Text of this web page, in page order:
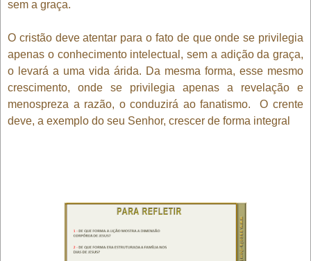
sem a graça.
O cristão deve atentar para o fato de que onde se privilegia
apenas o conhecimento intelectual, sem a adição da graça,
o levará a uma vida árida. Da mesma forma, esse mesmo
crescimento, onde se privilegia apenas a revelação e
menospreza a razão, o conduzirá ao fanatismo. O crente
deve, a exemplo do seu Senhor, crescer de forma integral